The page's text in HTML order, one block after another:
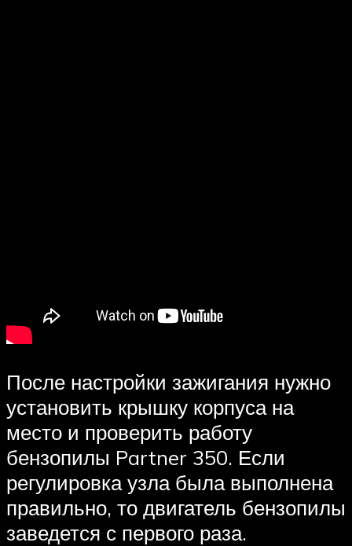
После настройки зажигания нужно
установить крышку корпуса на
место и проверить работу
бензопилы Partner 350. Если
регулировка узла была выполнена
правильно, то двигатель бензопилы
заведется с первого раза.